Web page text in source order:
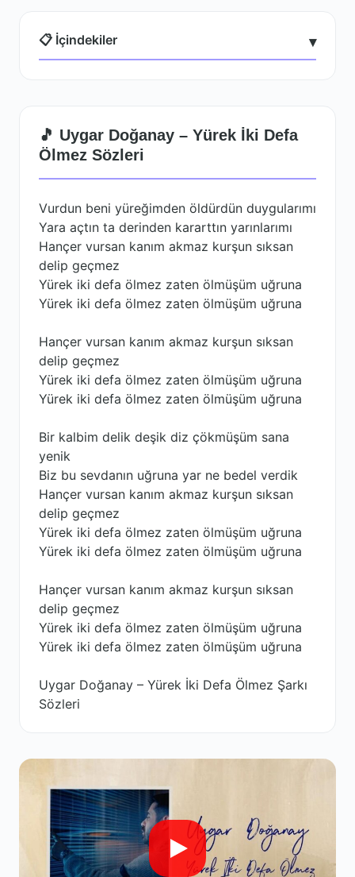
📋 İçindekiler ▾
🎵 Uygar Doğanay – Yürek İki Defa
Ölmez Sözleri
Vurdun beni yüreğimden öldürdün duygularımı
Yara açtın ta derinden kararttın yarınlarımı
Hançer vursan kanım akmaz kurşun sıksan
delip geçmez
Yürek iki defa ölmez zaten ölmüşüm uğruna
Yürek iki defa ölmez zaten ölmüşüm uğruna
Hançer vursan kanım akmaz kurşun sıksan
delip geçmez
Yürek iki defa ölmez zaten ölmüşüm uğruna
Yürek iki defa ölmez zaten ölmüşüm uğruna
Bir kalbim delik deşik diz çökmüşüm sana
yenik
Biz bu sevdanın uğruna yar ne bedel verdik
Hançer vursan kanım akmaz kurşun sıksan
delip geçmez
Yürek iki defa ölmez zaten ölmüşüm uğruna
Yürek iki defa ölmez zaten ölmüşüm uğruna
Hançer vursan kanım akmaz kurşun sıksan
delip geçmez
Yürek iki defa ölmez zaten ölmüşüm uğruna
Yürek iki defa ölmez zaten ölmüşüm uğruna
Uygar Doğanay – Yürek İki Defa Ölmez Şarkı
Sözleri